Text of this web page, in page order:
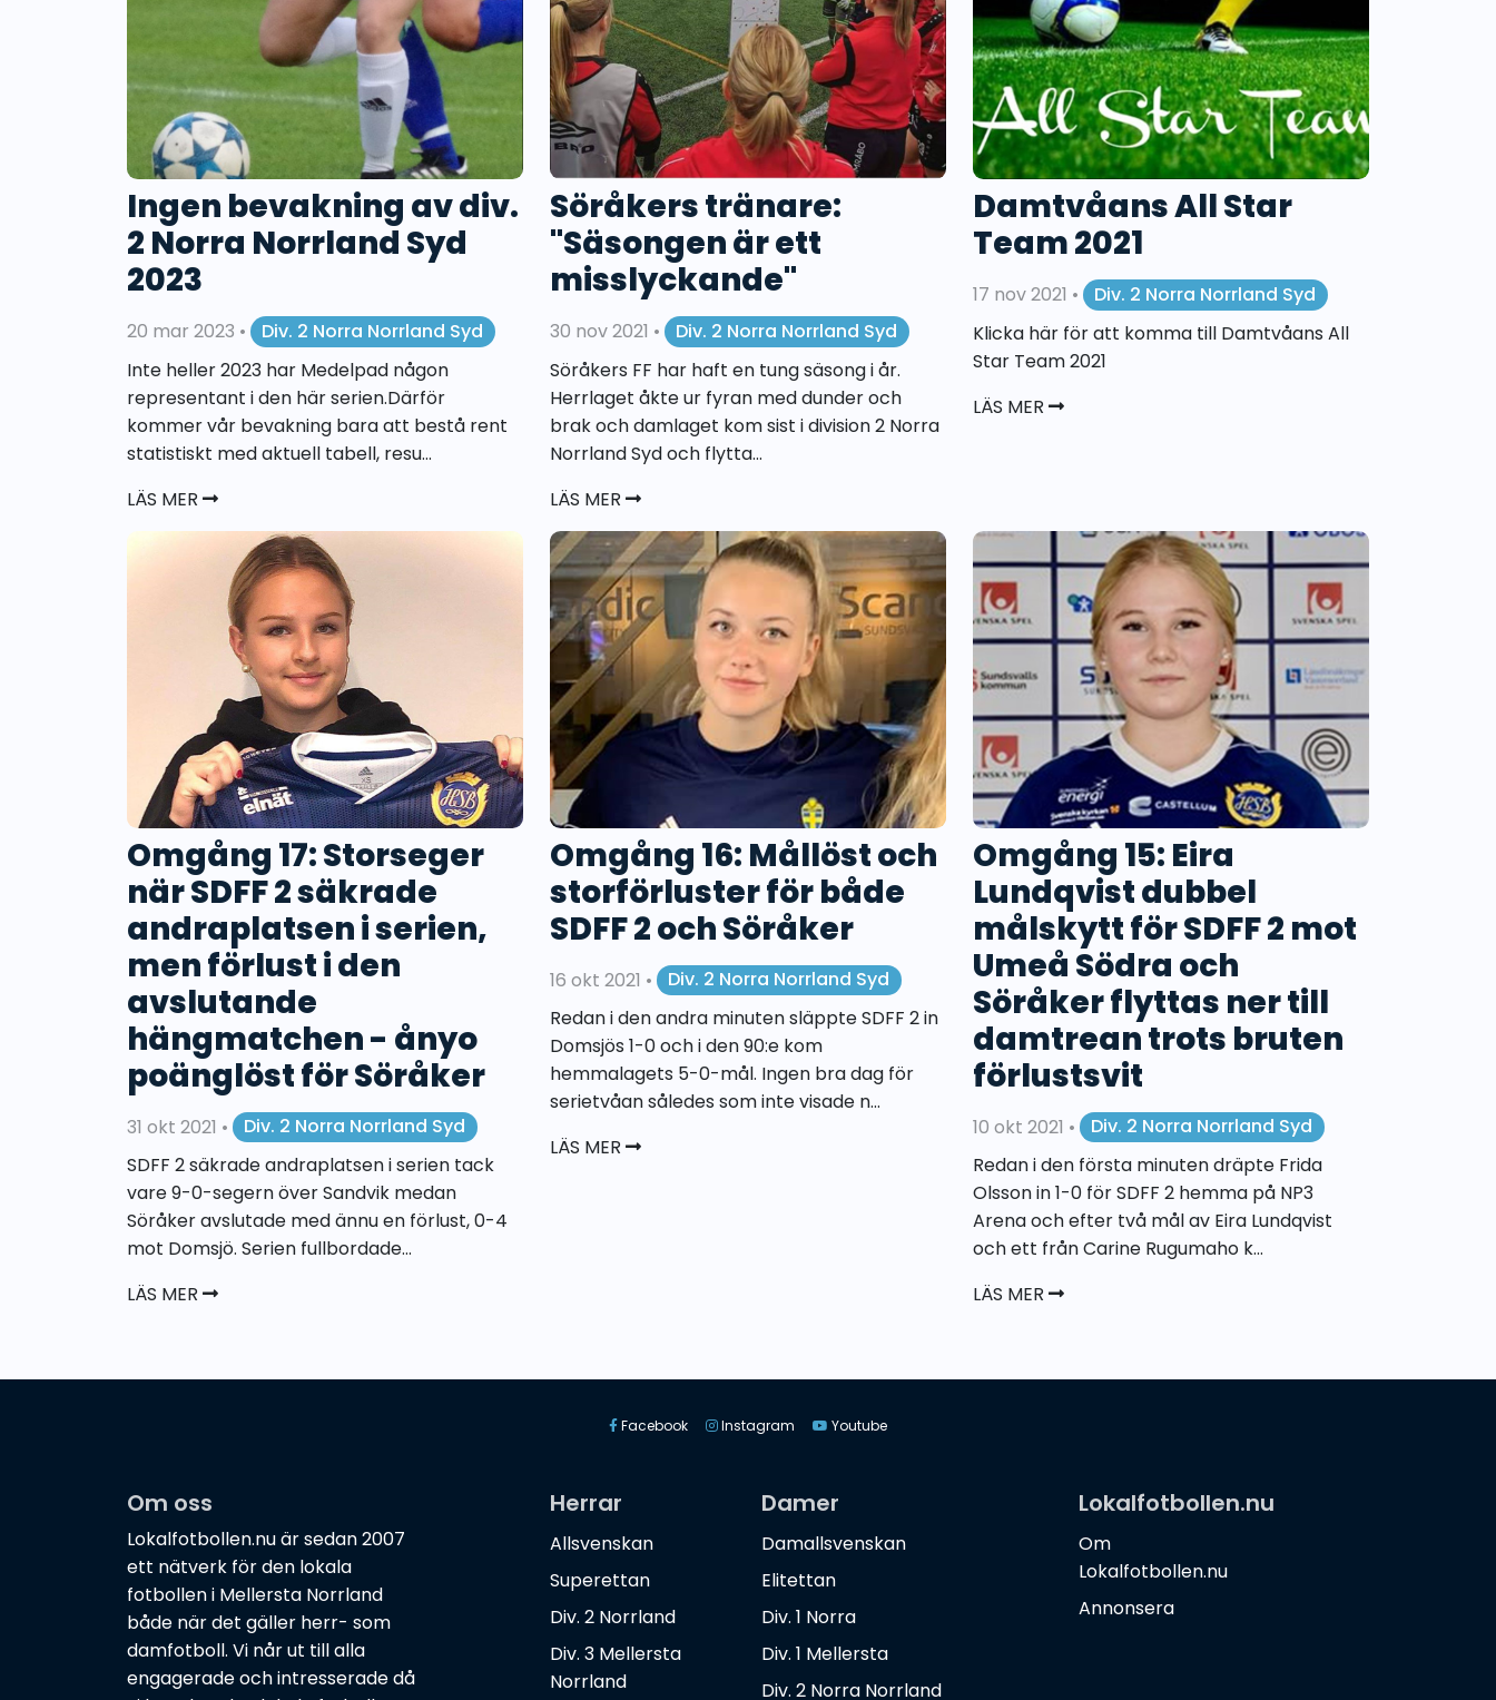
Ingen bevakning av div.
2 Norra Norrland Syd
2023
20 mar 2023 •
Div. 2 Norra Norrland Syd
Inte heller 2023 har Medelpad någon
representant i den här serien.Därför
kommer vår bevakning bara att bestå rent
statistiskt med aktuell tabell, resu...
LÄS MER
Söråkers tränare:
"Säsongen är ett
misslyckande"
30 nov 2021 •
Div. 2 Norra Norrland Syd
Söråkers FF har haft en tung säsong i år.
Herrlaget åkte ur fyran med dunder och
brak och damlaget kom sist i division 2 Norra
Norrland Syd och flytta...
LÄS MER
Damtvåans All Star
Team 2021
17 nov 2021 •
Div. 2 Norra Norrland Syd
Klicka här för att komma till Damtvåans All
Star Team 2021
LÄS MER
Omgång 17: Storseger
när SDFF 2 säkrade
andraplatsen i serien,
men förlust i den
avslutande
hängmatchen - ånyo
poänglöst för Söråker
31 okt 2021 •
Div. 2 Norra Norrland Syd
SDFF 2 säkrade andraplatsen i serien tack
vare 9-0-segern över Sandvik medan
Söråker avslutade med ännu en förlust, 0-4
mot Domsjö. Serien fullbordade...
LÄS MER
Omgång 16: Mållöst och
storförluster för både
SDFF 2 och Söråker
16 okt 2021 •
Div. 2 Norra Norrland Syd
Redan i den andra minuten släppte SDFF 2 in
Domsjös 1-0 och i den 90:e kom
hemmalagets 5-0-mål. Ingen bra dag för
serietvåan således som inte visade n...
LÄS MER
Omgång 15: Eira
Lundqvist dubbel
målskytt för SDFF 2 mot
Umeå Södra och
Söråker flyttas ner till
damtrean trots bruten
förlustsvit
10 okt 2021 •
Div. 2 Norra Norrland Syd
Redan i den första minuten dräpte Frida
Olsson in 1-0 för SDFF 2 hemma på NP3
Arena och efter två mål av Eira Lundqvist
och ett från Carine Rugumaho k...
LÄS MER
Facebook Instagram Youtube
Om oss
Lokalfotbollen.nu är sedan 2007
ett nätverk för den lokala
fotbollen i Mellersta Norrland
både när det gäller herr- som
damfotboll. Vi når ut till alla
engagerade och intresserade då
Herrar
Allsvenskan
Superettan
Div. 2 Norrland
Div. 3 Mellersta
Norrland
Damer
Damallsvenskan
Elitettan
Div. 1 Norra
Div. 1 Mellersta
Div. 2 Norra Norrland
Lokalfotbollen.nu
Om
Lokalfotbollen.nu
Annonsera